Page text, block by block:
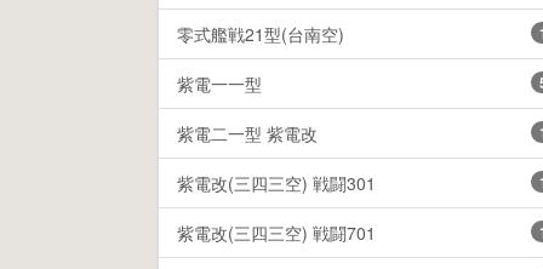
零式艦戦21型(台南空)
紫電一一型
紫電二一型 紫電改
紫電改(三四三空) 戦闘301
紫電改(三四三空) 戦闘701